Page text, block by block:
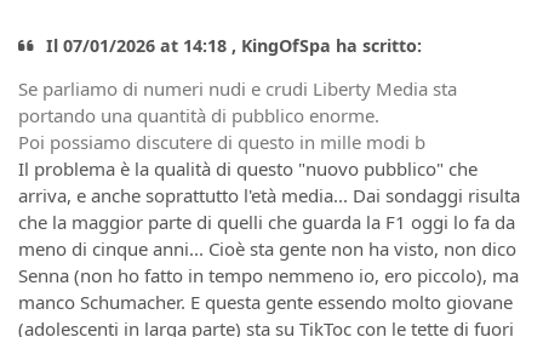
Il 07/01/2026 at 14:18 , KingOfSpa ha scritto:
Se parliamo di numeri nudi e crudi Liberty Media sta
portando una quantità di pubblico enorme.
Poi possiamo discutere di questo in mille modi b
Il problema è la qualità di questo "nuovo pubblico" che
arriva, e anche soprattutto l'età media... Dai sondaggi risulta
che la maggior parte di quelli che guarda la F1 oggi lo fa da
meno di cinque anni... Cioè sta gente non ha visto, non dico
Senna (non ho fatto in tempo nemmeno io, ero piccolo), ma
manco Schumacher. E questa gente essendo molto giovane
(adolescenti in larga parte) sta su TikToc con le tette di fuori